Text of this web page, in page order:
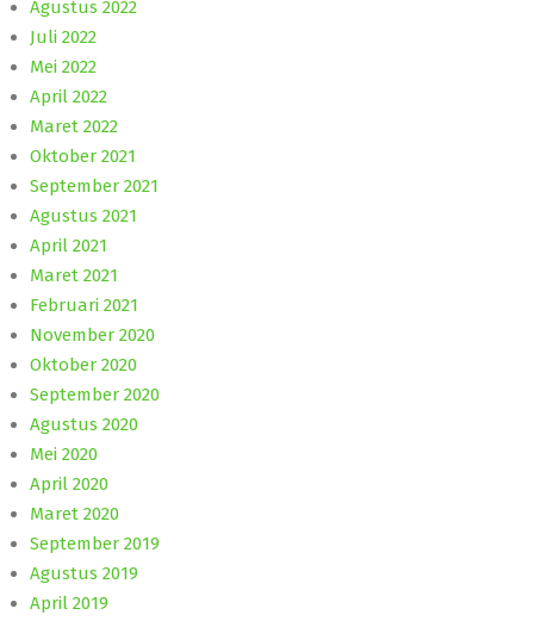
Agustus 2022
Juli 2022
Mei 2022
April 2022
Maret 2022
Oktober 2021
September 2021
Agustus 2021
April 2021
Maret 2021
Februari 2021
November 2020
Oktober 2020
September 2020
Agustus 2020
Mei 2020
April 2020
Maret 2020
September 2019
Agustus 2019
April 2019